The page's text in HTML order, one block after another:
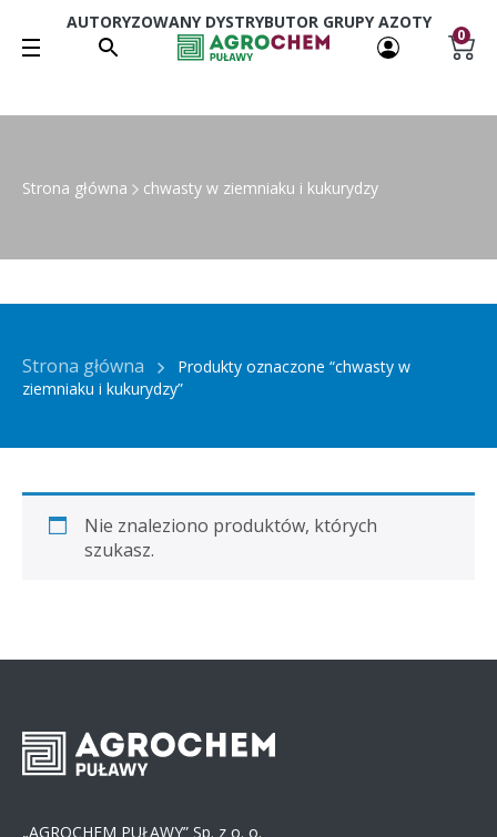
AUTORYZOWANY DYSTRYBUTOR GRUPY AZOTY
0
Strona główna chwasty w ziemniaku i kukurydzy
Strona główna
Produkty oznaczone “chwasty w
ziemniaku i kukurydzy”
Nie znaleziono produktów, których
szukasz.
„AGROCHEM PUŁAWY” Sp. z o. o.